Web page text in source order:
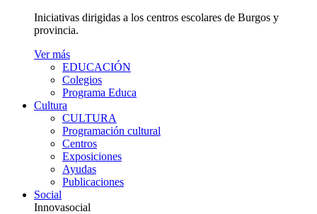
Iniciativas dirigidas a los centros escolares de Burgos y
provincia.
Ver más
EDUCACIÓN
Colegios
Programa Educa
Cultura
CULTURA
Programación cultural
Centros
Exposiciones
Ayudas
Publicaciones
Social
Innovasocial